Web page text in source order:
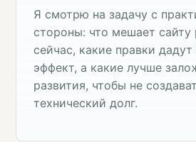
Я смотрю на задачу с
стороны: что мешает сайту
сейчас, какие правки
эффект, а какие лучше
развития, чтобы не
технический долг.